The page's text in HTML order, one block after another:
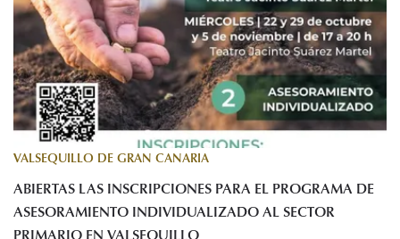
VALSEQUILLO DE GRAN CANARIA
ABIERTAS LAS INSCRIPCIONES PARA EL PROGRAMA DE
ASESORAMIENTO INDIVIDUALIZADO AL SECTOR
PRIMARIO EN VALSEQUILLO